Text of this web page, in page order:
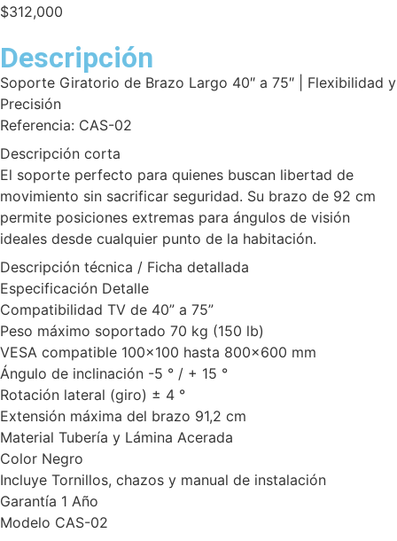
$312,000
Descripción
Soporte Giratorio de Brazo Largo 40″ a 75″ | Flexibilidad y
Precisión
Referencia: CAS-02
Descripción corta
El soporte perfecto para quienes buscan libertad de
movimiento sin sacrificar seguridad. Su brazo de 92 cm
permite posiciones extremas para ángulos de visión
ideales desde cualquier punto de la habitación.
Descripción técnica / Ficha detallada
Especificación Detalle
Compatibilidad TV de 40” a 75”
Peso máximo soportado 70 kg (150 lb)
VESA compatible 100×100 hasta 800×600 mm
Ángulo de inclinación -5 ° / + 15 °
Rotación lateral (giro) ± 4 °
Extensión máxima del brazo 91,2 cm
Material Tubería y Lámina Acerada
Color Negro
Incluye Tornillos, chazos y manual de instalación
Garantía 1 Año
Modelo CAS-02